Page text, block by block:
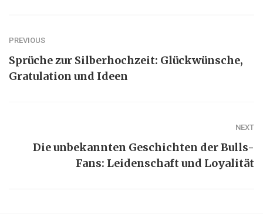
PREVIOUS
Sprüche zur Silberhochzeit: Glückwünsche,
Gratulation und Ideen
NEXT
Die unbekannten Geschichten der Bulls-
Fans: Leidenschaft und Loyalität